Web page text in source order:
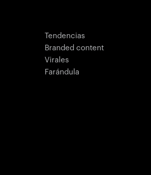
Tendencias
Branded content
Virales
Farándula